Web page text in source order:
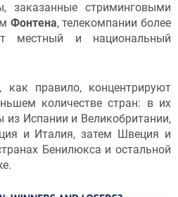
заказанные стриминговыми
Фонтена, телекомпании более
местный и национальный
как правило, концентрируют
количестве стран: в их
из Испании и Великобритании,
и Италия, затем Швеция и
Бенилюкса и остальной